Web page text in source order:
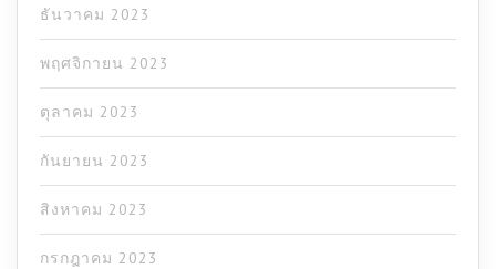
ธันวาคม 2023
พฤศจิกายน 2023
ตุลาคม 2023
กันยายน 2023
สิงหาคม 2023
กรกฎาคม 2023